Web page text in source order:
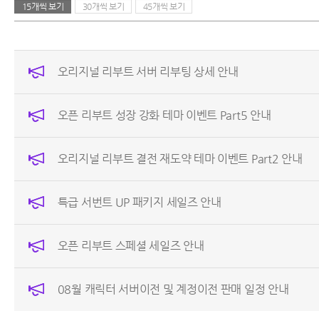
15개씩 보기 30개씩 보기 45개씩 보기
오리지널 리부트 서버 리부팅 상세 안내
오픈 리부트 성장 강화 테마 이벤트 Part5 안내
오리지널 리부트 결전 재도약 테마 이벤트 Part2 안내
특급 서번트 UP 패키지 세일즈 안내
오픈 리부트 스페셜 세일즈 안내
08월 캐릭터 서버이전 및 계정이전 판매 일정 안내